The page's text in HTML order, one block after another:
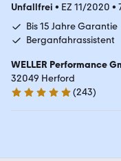
Unfallfrei • EZ 11/2020 •
Bis 15 Jahre Garantie
Berganfahrassistent
WELLER Performance
32049 Herford
4.8 Sterne
(243)